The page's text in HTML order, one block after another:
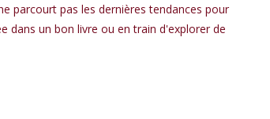
parcourt pas les dernières tendances pour
dans un bon livre ou en train d'explorer de